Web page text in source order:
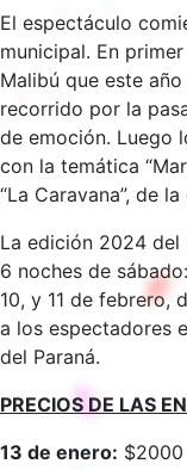
El espectáculo
municipal. En
Malibú que este
recorrido por la
de emoción. Luego
con la temática
“La Caravana”, de
La edición 2024 del
6 noches de
10, y 11 de febrero,
a los espectadores
del Paraná.
PRECIOS DE LAS
13 de enero: $2000